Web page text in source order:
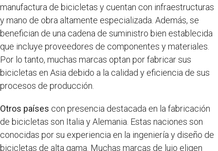
manufactura de bicicletas y cuentan con infraestructuras
y mano de obra altamente especializada. Además, se
benefician de una cadena de suministro bien establecida
que incluye proveedores de componentes y materiales.
Por lo tanto, muchas marcas optan por fabricar sus
bicicletas en Asia debido a la calidad y eficiencia de sus
procesos de producción.
Otros países con presencia destacada en la fabricación
de bicicletas son Italia y Alemania. Estas naciones son
conocidas por su experiencia en la ingeniería y diseño de
bicicletas de alta gama. Muchas marcas de lujo eligen